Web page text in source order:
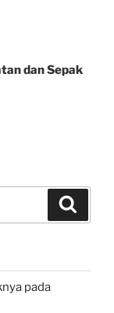
dan Sepak
pada